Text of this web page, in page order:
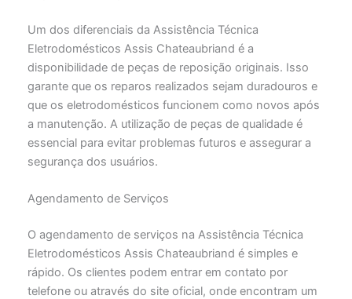
Um dos diferenciais da Assistência Técnica
Eletrodomésticos Assis Chateaubriand é a
disponibilidade de peças de reposição originais. Isso
garante que os reparos realizados sejam duradouros e
que os eletrodomésticos funcionem como novos após
a manutenção. A utilização de peças de qualidade é
essencial para evitar problemas futuros e assegurar a
segurança dos usuários.
Agendamento de Serviços
O agendamento de serviços na Assistência Técnica
Eletrodomésticos Assis Chateaubriand é simples e
rápido. Os clientes podem entrar em contato por
telefone ou através do site oficial, onde encontram um